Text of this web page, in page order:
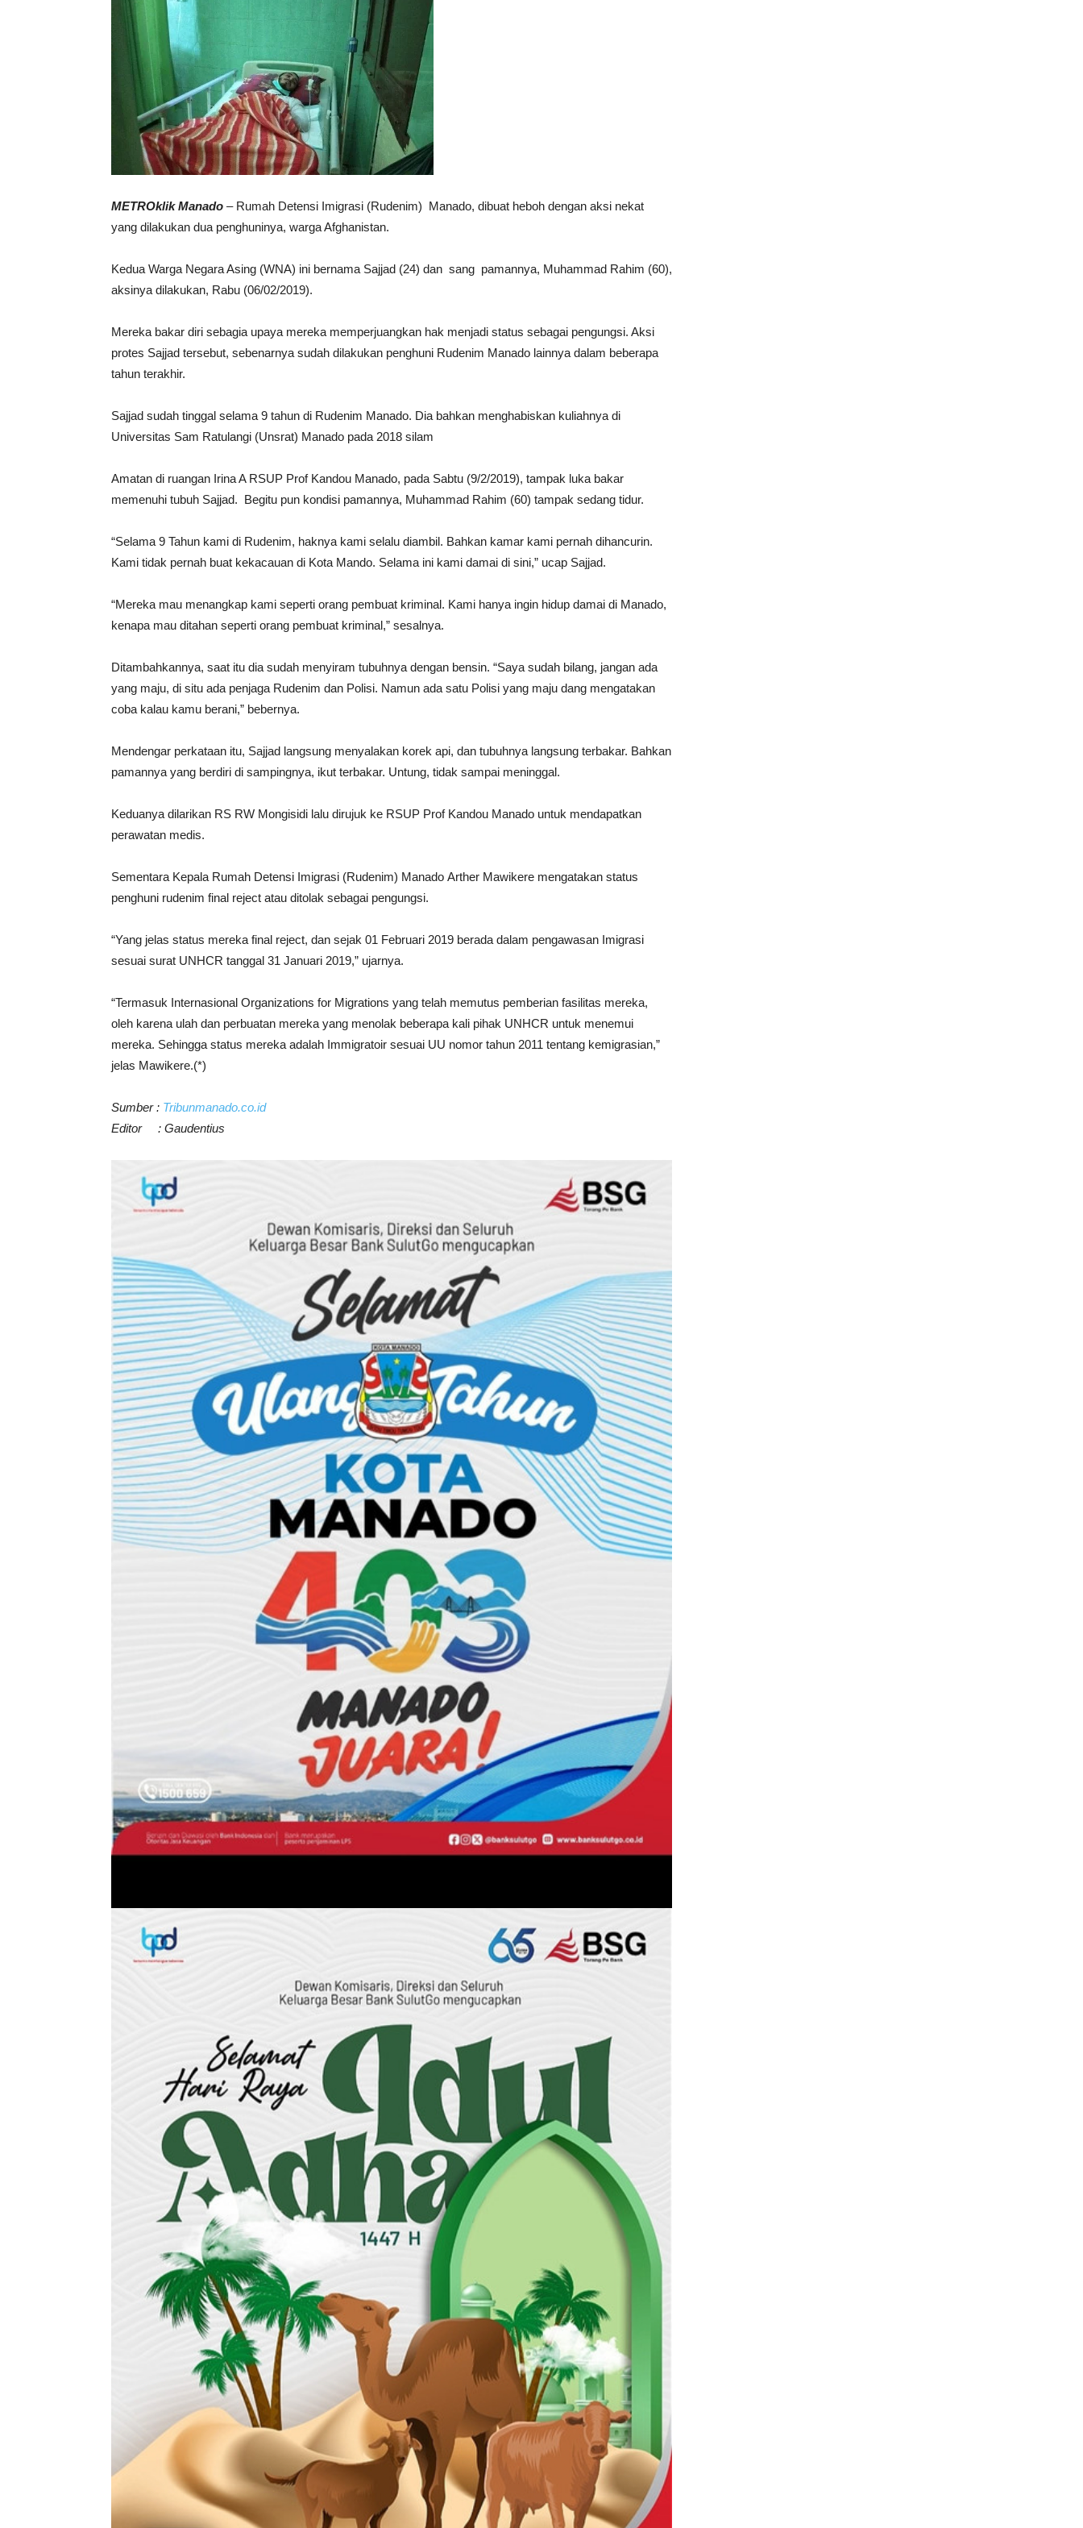
METROklik Manado – Rumah Detensi Imigrasi (Rudenim) Manado, dibuat heboh dengan aksi nekat
yang dilakukan dua penghuninya, warga Afghanistan.
Kedua Warga Negara Asing (WNA) ini bernama Sajjad (24) dan sang pamannya, Muhammad Rahim (60),
aksinya dilakukan, Rabu (06/02/2019).
Mereka bakar diri sebagia upaya mereka memperjuangkan hak menjadi status sebagai pengungsi. Aksi
protes Sajjad tersebut, sebenarnya sudah dilakukan penghuni Rudenim Manado lainnya dalam beberapa
tahun terakhir.
Sajjad sudah tinggal selama 9 tahun di Rudenim Manado. Dia bahkan menghabiskan kuliahnya di
Universitas Sam Ratulangi (Unsrat) Manado pada 2018 silam
Amatan di ruangan Irina A RSUP Prof Kandou Manado, pada Sabtu (9/2/2019), tampak luka bakar
memenuhi tubuh Sajjad. Begitu pun kondisi pamannya, Muhammad Rahim (60) tampak sedang tidur.
“Selama 9 Tahun kami di Rudenim, haknya kami selalu diambil. Bahkan kamar kami pernah dihancurin.
Kami tidak pernah buat kekacauan di Kota Mando. Selama ini kami damai di sini,” ucap Sajjad.
“Mereka mau menangkap kami seperti orang pembuat kriminal. Kami hanya ingin hidup damai di Manado,
kenapa mau ditahan seperti orang pembuat kriminal,” sesalnya.
Ditambahkannya, saat itu dia sudah menyiram tubuhnya dengan bensin. “Saya sudah bilang, jangan ada
yang maju, di situ ada penjaga Rudenim dan Polisi. Namun ada satu Polisi yang maju dang mengatakan
coba kalau kamu berani,” bebernya.
Mendengar perkataan itu, Sajjad langsung menyalakan korek api, dan tubuhnya langsung terbakar. Bahkan
pamannya yang berdiri di sampingnya, ikut terbakar. Untung, tidak sampai meninggal.
Keduanya dilarikan RS RW Mongisidi lalu dirujuk ke RSUP Prof Kandou Manado untuk mendapatkan
perawatan medis.
Sementara Kepala Rumah Detensi Imigrasi (Rudenim) Manado Arther Mawikere mengatakan status
penghuni rudenim final reject atau ditolak sebagai pengungsi.
“Yang jelas status mereka final reject, dan sejak 01 Februari 2019 berada dalam pengawasan Imigrasi
sesuai surat UNHCR tanggal 31 Januari 2019,” ujarnya.
“Termasuk Internasional Organizations for Migrations yang telah memutus pemberian fasilitas mereka,
oleh karena ulah dan perbuatan mereka yang menolak beberapa kali pihak UNHCR untuk menemui
mereka. Sehingga status mereka adalah Immigratoir sesuai UU nomor tahun 2011 tentang kemigrasian,”
jelas Mawikere.(*)
Sumber : Tribunmanado.co.id
Editor : Gaudentius